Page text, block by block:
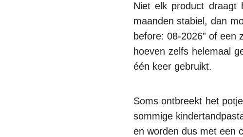
Niet elk product
maanden stabiel, dan
before: 08-2026” of een
hoeven zelfs helemaal
één keer gebruikt.
Soms ontbreekt het
sommige
en worden dus met een